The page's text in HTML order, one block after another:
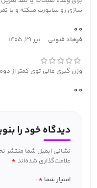
سازی رو ساپورت میکنه و با
0
0
فرهاد فنونی – تیر 29, 1405
وزن گیری عالی توی کمتر از
0
0
دیدگاه خود را
نشانی ایمیل شما منتشر
علامت‌گذاری شده‌اند *
امتیاز شما *